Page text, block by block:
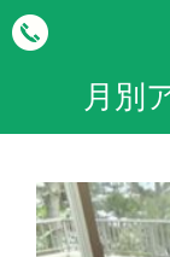
月別